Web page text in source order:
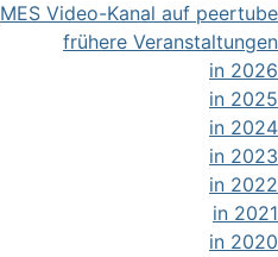
MES Video-Kanal auf peertube
frühere Veranstaltungen
in 2026
in 2025
in 2024
in 2023
in 2022
in 2021
in 2020